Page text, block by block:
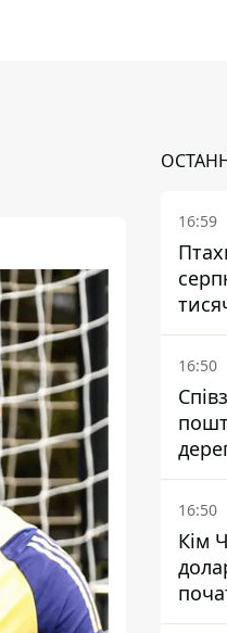
16:59
16:50
16:50
Кім